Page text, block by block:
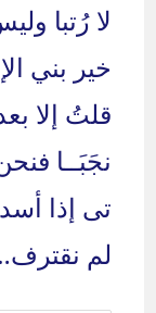
لا رُتبا
خير بني
قلتُ إلا
نجَبَــا
تى إذا
لم